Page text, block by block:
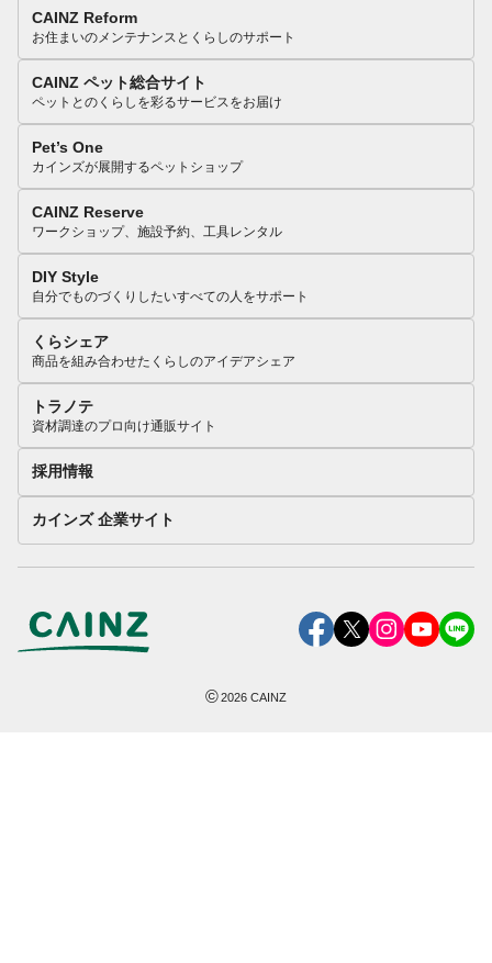
CAINZ Reform
お住まいのメンテナンスとくらしのサポート
CAINZ ペット総合サイト
ペットとのくらしを彩るサービスをお届け
Pet’s One
カインズが展開するペットショップ
CAINZ Reserve
ワークショップ、施設予約、工具レンタル
DIY Style
自分でものづくりしたいすべての人をサポート
くらシェア
商品を組み合わせたくらしのアイデアシェア
トラノテ
資材調達のプロ向け通販サイト
採用情報
カインズ 企業サイト
©2026 CAINZ